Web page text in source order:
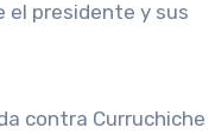
el presidente y sus
contra Curruchiche